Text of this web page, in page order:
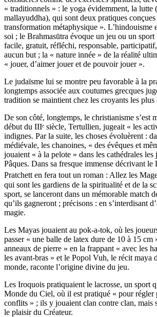
« traditionnels » : le yoga évidemment, la lutte
mallayuddha), qui sont deux pratiques
transformation métaphysique ». L’hindouisme
soi ; le Brahmasūtra évoque un jeu ou un sport
facile, gratuit, réfléchi, responsable,
aucun but ; la « nature innée » de la réalité
« jouer, d’aimer jouer et de pouvoir jouer ».
Le judaïsme lui se montre peu favorable à la
longtemps associée aux coutumes grecques
tradition se maintient chez les croyants les plus
De son côté, longtemps, le christianisme s’est
début du IIIᵉ siècle, Tertullien, jugeait « les
indignes. Par la suite, les choses évoluèrent :
médiévale, les chanoines, « des évêques et
jouaient « à la pelote » dans les cathédrales
Pâques. Dans sa fresque immense décrivant
Pratchett en fera tout un roman : Allez les
qui sont les gardiens de la spiritualité et de la
sport, se lanceront dans un mémorable match
qu’ils gagneront ; précisons : en s’interdisant
magie.
Les Mayas jouaient au pok-a-tok, où les
passer « une balle de latex dure de 10 à 15 cm
anneaux de pierre » en la frappant « avec les
les avant-bras » et le Popol Vuh, le récit maya
monde, raconte l’origine divine du jeu.
Les Iroquois pratiquaient le lacrosse, un sport
Monde du Ciel, où il est pratiqué « pour régler
conflits » ; ils y jouaient clan contre clan, mais
le plaisir du Créateur.